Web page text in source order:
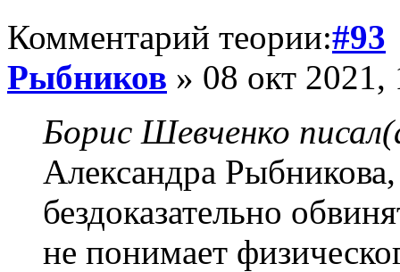
Комментарий теории:#93
Рыбников » 08 окт 2021,
Борис Шевченко
Александра Рыбникова,
бездоказательно
не понимает